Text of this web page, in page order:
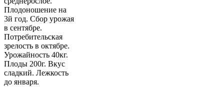
Плодоношение на
3й год. Сбор урожая
в сентябре.
Потребительская
зрелость в октябре.
Урожайность 40кг.
Плоды 200г. Вкус
сладкий. Лежкость
до января.